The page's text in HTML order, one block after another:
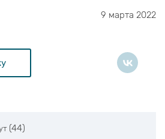
9 марта 2022
(44)